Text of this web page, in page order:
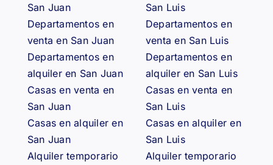
San Juan
Departamentos en
venta en San Juan
Departamentos en
alquiler en San Juan
Casas en venta en
San Juan
Casas en alquiler en
San Juan
Alquiler temporario
San Luis
Departamentos en
venta en San Luis
Departamentos en
alquiler en San Luis
Casas en venta en
San Luis
Casas en alquiler en
San Luis
Alquiler temporario